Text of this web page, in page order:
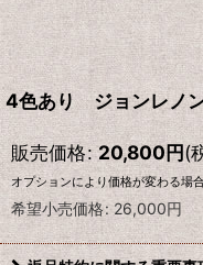
4色あり ジョンレ
販売価格: 20,800円(
オプションにより価格が変わる場
希望小売価格: 26,000円